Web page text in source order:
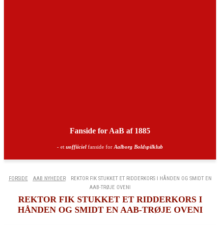
Fanside for AaB af 1885
- et uoffiiciel fanside for Aalborg Boldspilklub
FORSIDE AAB NYHEDER
REKTOR FIK STUKKET ET RIDDERKORS I HÅNDEN OG SMIDT EN
AAB-TRØJE OVENI
REKTOR FIK STUKKET ET RIDDERKORS I
HÅNDEN OG SMIDT EN AAB-TRØJE OVENI